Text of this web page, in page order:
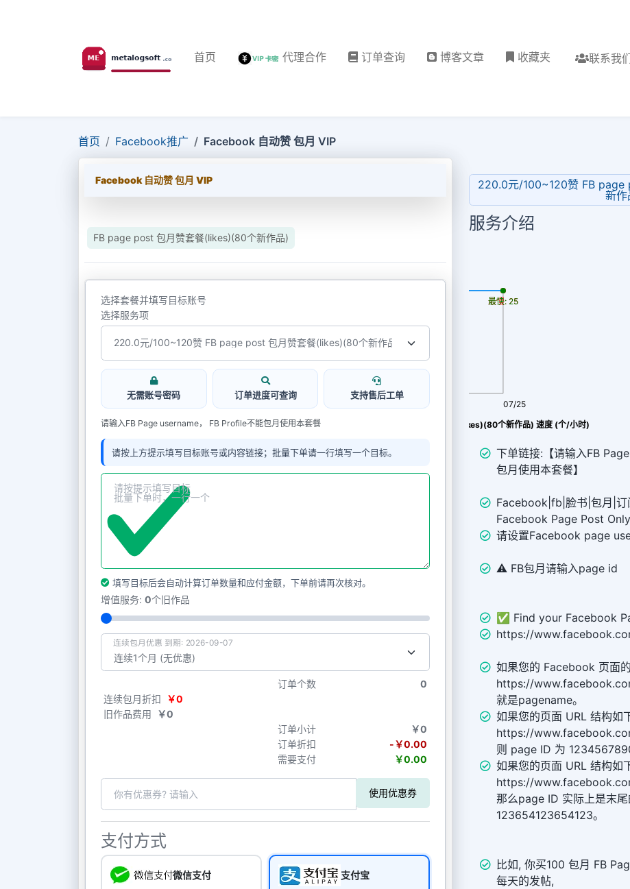
首页 代理合作 订单查询 博客文章 收藏夹 联系我
首页 Facebook推广 Facebook 自动赞 包月 VIP
Facebook 自动赞 包月 VIP
FB page post 包月赞套餐(likes)(80个新作品)
选择套餐并填写目标账号
选择服务项
无需账号密码 订单进度可查询 支持售后工单
请输入FB Page username， FB Profile不能包月使用本套餐
请按上方提示填写目标账号或内容链接；批量下单请一行填写一个目标。
填写目标后会自动计算订单数量和应付金额，下单前请再次核对。
增值服务: 0个旧作品
连续包月优惠 到期: 2026-09-07
订单个数
0
连续包月折扣
￥0
旧作品费用
￥0
订单小计
￥0
订单折扣
-￥0.00
需要支付
￥0.00
使用优惠券
支付方式
微信支付 支付宝
220.0元/100~120赞 FB
新作
服务介绍
FB page post 包月赞套餐(likes)(80个新作品) 速度 (个/小时)
更新时间: 2026-08-07
07/25
08/07
最慢: 25
最快: 25
下单链接:【请输入FB
包月使用本套餐】
Facebook|fb|脸书|包月|
Facebook Page Post Only
请设置Facebook page
⚠️ FB包月请输入page id
✅ Find your Facebook
https://
如果您的 Facebook 页面的
https://
就是pagename。
如果您的页面 URL 结构如
https://
则 page ID 为
如果您的页面 URL 结构如
https://
那么page ID 实际上是末
123654123654123。
比如, 你买100 包月 FB
每天的发帖,